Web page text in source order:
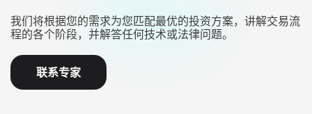
我们将根据您的需求为您匹配最优的投资方案，讲解交易流
程的各个阶段，并解答任何技术或法律问题。
联系专家